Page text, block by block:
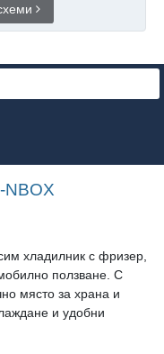
NBOX
хладилник с фризер,
ползване. С
място за храна и
и удобни